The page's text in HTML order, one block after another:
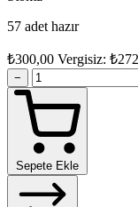
57 adet hazır
₺300,00 Vergisiz:
−
Sepete Ekle